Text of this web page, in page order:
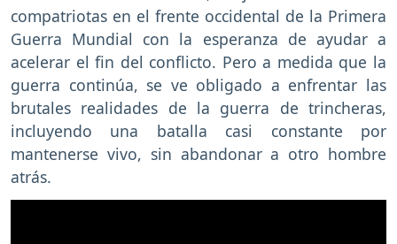
compatriotas en el frente occidental de la Primera
Guerra Mundial con la esperanza de ayudar a
acelerar el fin del conflicto. Pero a medida que la
guerra continúa, se ve obligado a enfrentar las
brutales realidades de la guerra de trincheras,
incluyendo una batalla casi constante por
mantenerse vivo, sin abandonar a otro hombre
atrás.